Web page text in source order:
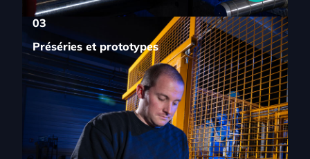
03
Préséries et prototypes